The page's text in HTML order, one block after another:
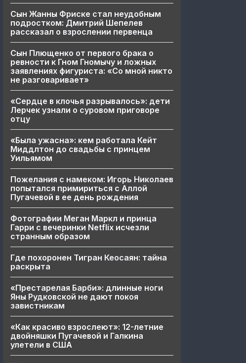
Сын Жанны Фриске стал неудобным
подростком: Дмитрий Шепелев
рассказал о взрослении первенца
Сын Плющенко от первого брака о
ревности к Гном Гномычу и ложных
заявлениях фигуриста: «Со мной никто
не разговаривает»
«Сердце в клочья разрывалось»: дети
Лерчек узнали о суровом приговоре
отцу
«Была ужасна»: кем работала Кейт
Миддлтон до свадьбы с принцем
Уильямом
Пожелания с намеком: Игорь Николаев
попытался примириться с Аллой
Пугачевой в ее день рождения
Фотографии Меган Маркл и принца
Гарри с вечеринки Netflix исчезли
странным образом
Где похоронен Тигран Кеосаян: тайна
раскрыта
«Престарелая Барби»: длинные ноги
Яны Рудковской не дают покоя
завистникам
«Как красиво взрослеют»: 12-летние
двойняшки Пугачевой и Галкина
улетели в США